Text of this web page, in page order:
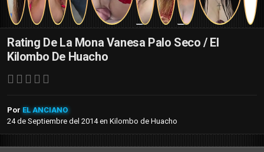
Rating De La Mona Vanesa Palo Seco / El
Kilombo De Huacho
Por EL ANCIANO
24 de Septiembre del 2014en Kilombo de Huacho